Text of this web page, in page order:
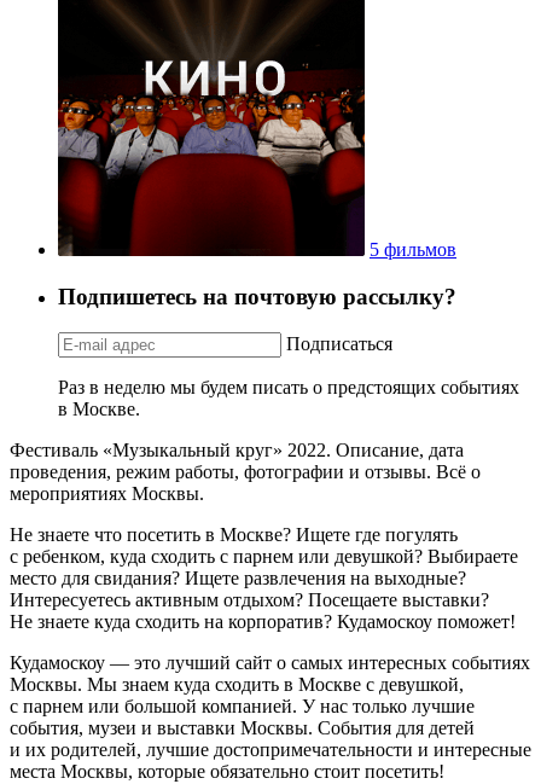
5 фильмов
Подпишетесь на почтовую рассылку?
Подписаться
Раз в неделю мы будем писать о предстоящих событиях
в Москве.
Фестиваль «Музыкальный круг» 2022. Описание, дата
проведения, режим работы, фотографии и отзывы. Всё о
мероприятиях Москвы.
Не знаете что посетить в Москве? Ищете где погулять
с ребенком, куда сходить с парнем или девушкой? Выбираете
место для свидания? Ищете развлечения на выходные?
Интересуетесь активным отдыхом? Посещаете выставки?
Не знаете куда сходить на корпоратив? Кудамоскоу поможет!
Кудамоскоу — это лучший сайт о самых интересных событиях
Москвы. Мы знаем куда сходить в Москве с девушкой,
с парнем или большой компанией. У нас только лучшие
события, музеи и выставки Москвы. События для детей
и их родителей, лучшие достопримечательности и интересные
места Москвы, которые обязательно стоит посетить!